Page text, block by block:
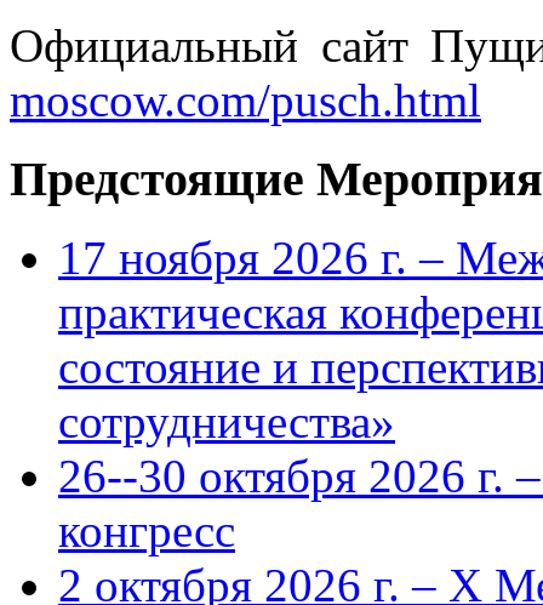
Официальный сайт
moscow.com/pusch.html
Предстоящие
17 ноября 2026 г. –
практическая
состояние и
сотрудничества»
26--30 октября 2026 г.
конгресс
2 октября 2026 г. – X